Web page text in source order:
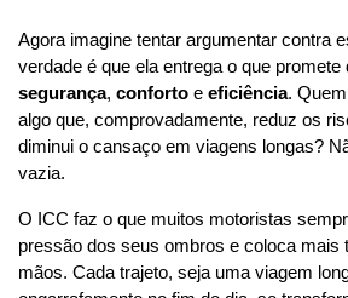
Agora imagine tentar argumentar contra
segurança, conforto e eficiência.
algo que, comprovadamente, reduz os
diminui o cansaço em viagens longas?
vazia.
O ICC faz o que muitos motoristas
pressão dos seus ombros e coloca mais
mãos. Cada trajeto, seja uma viagem